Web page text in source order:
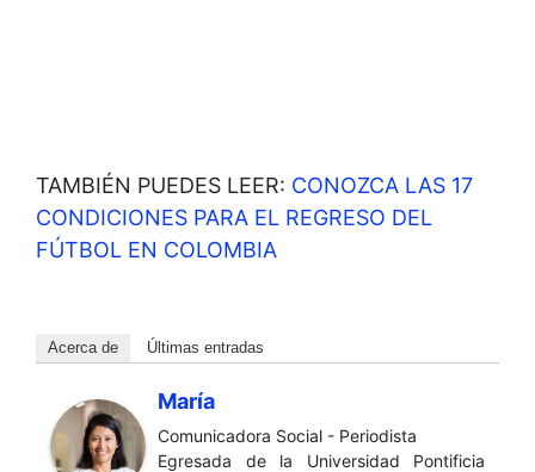
TAMBIÉN PUEDES LEER: CONOZCA LAS 17
CONDICIONES PARA EL REGRESO DEL
FÚTBOL EN COLOMBIA
Acerca de Últimas entradas
María
Comunicadora Social - Periodista
Egresada de la Universidad Pontificia